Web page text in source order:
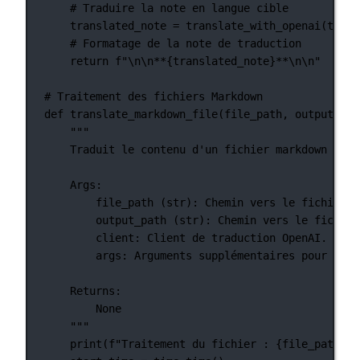
# Traduire la note en langue cible
translated_note =
# Formatage de la note de traduction
return
f"\n\n**{translated_note}**\n\n"
# Traitement des fichiers Markdown
def
translate_markdown_file(file_path,
"""
Traduit le contenu d'un fichier markdown
Args:
file_path (str): Chemin vers le fichier
output_path (str): Chemin vers le
client: Client de traduction OpenAI.
args: Arguments supplémentaires pour le
Returns:
None
"""
print (f"Traitement du fichier : {file_path